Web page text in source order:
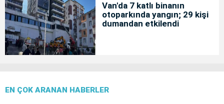
Van'da 7 katlı binanın
otoparkında yangın; 29 kişi
dumandan etkilendi
EN ÇOK ARANAN HABERLER